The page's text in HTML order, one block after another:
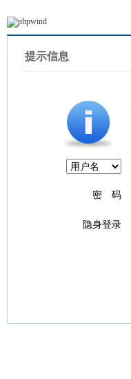
提示信息
密 码
隐身登录